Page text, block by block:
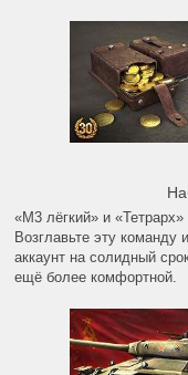
«М3 лёгкий» и
Возглавьте эту
аккаунт на солидный
ещё более комфортной.